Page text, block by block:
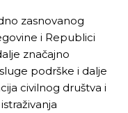
zasnovanog
i Republici
značajno
podrške i dalje
civilnog društva i